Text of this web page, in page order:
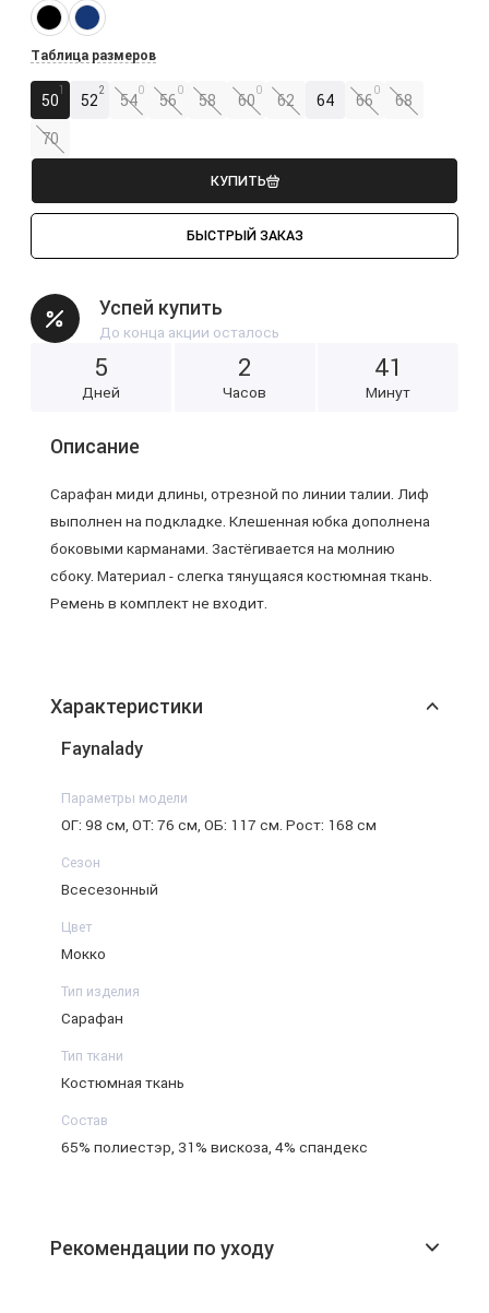
КУПИТЬ
БЫСТРЫЙ ЗАКАЗ
Успей купить
До конца акции осталось
5
Дней
2
Часов
41
Минут
Таблица размеров
50
2
52
0
54
0
56 58
0
60 62 64
0
66 68
70
Описание
Сарафан миди длины, отрезной по линии талии. Лиф
выполнен на подкладке. Клешенная юбка дополнена
боковыми карманами. Застёгивается на молнию
сбоку. Материал - слегка тянущаяся костюмная ткань.
Ремень в комплект не входит.
Характеристики
Faynalady
Параметры модели
ОГ: 98 см, ОТ: 76 см, ОБ: 117 см. Рост: 168 см
Сезон
Всесезонный
Цвет
Мокко
Тип изделия
Сарафан
Тип ткани
Костюмная ткань
Состав
65% полиестэр, 31% вискоза, 4% спандекс
Рекомендации по уходу